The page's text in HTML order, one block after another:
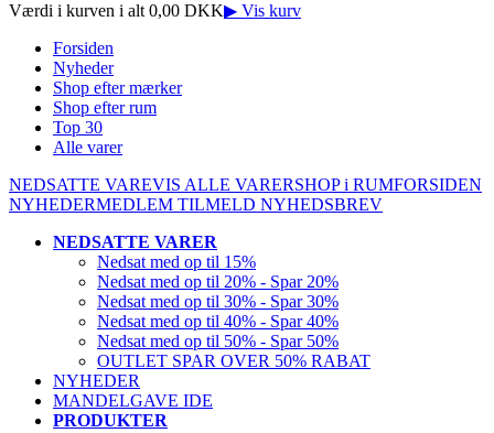
Værdi i kurven i alt 0,00 DKK▶ Vis kurv
Forsiden
Nyheder
Shop efter mærker
Shop efter rum
Top 30
Alle varer
NEDSATTE VAREVIS ALLE VARERSHOP i RUMFORSIDEN
NYHEDERMEDLEM TILMELD NYHEDSBREV
NEDSATTE VARER
Nedsat med op til 15%
Nedsat med op til 20% - Spar 20%
Nedsat med op til 30% - Spar 30%
Nedsat med op til 40% - Spar 40%
Nedsat med op til 50% - Spar 50%
OUTLET SPAR OVER 50% RABAT
NYHEDER
MANDELGAVE IDE
PRODUKTER